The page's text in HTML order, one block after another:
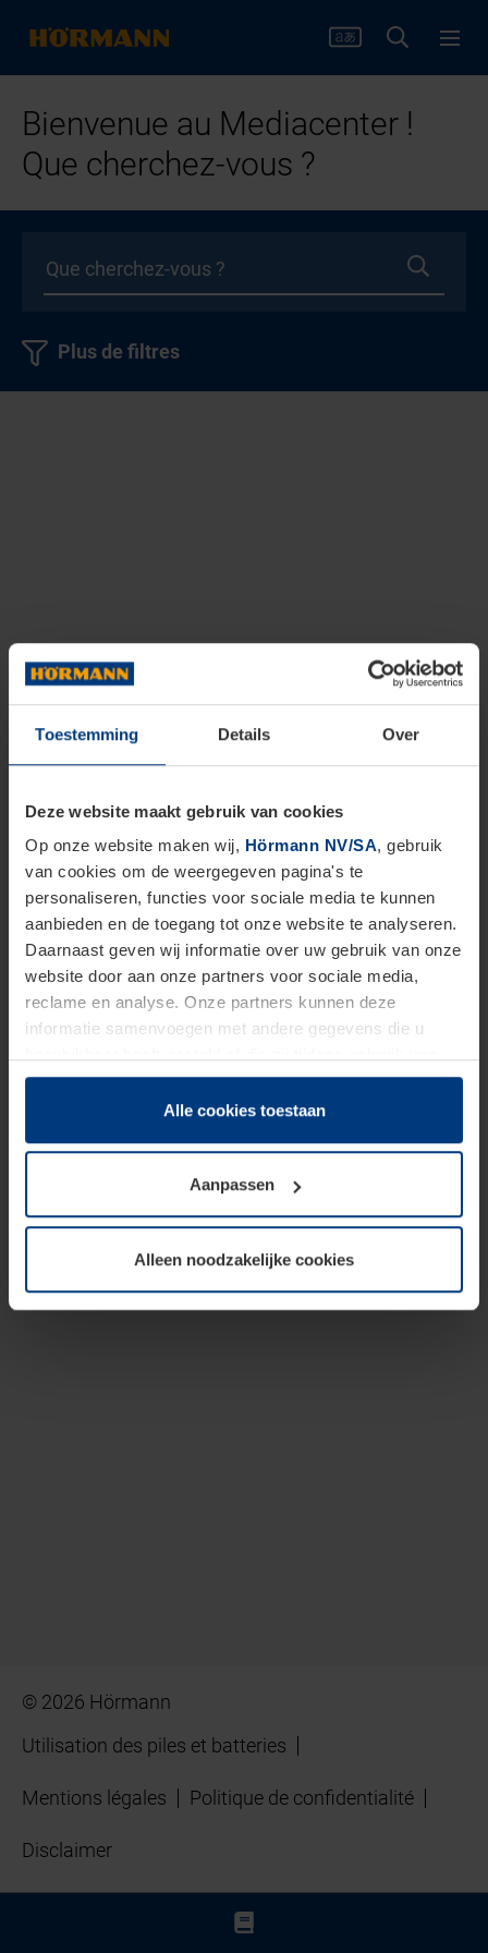
Toestemming Details Over
Deze website maakt gebruik van cookies
Op onze website maken wij, Hörmann NV/SA, gebruik
van cookies om de weergegeven pagina's te
personaliseren, functies voor sociale media te kunnen
aanbieden en de toegang tot onze website te analyseren.
Daarnaast geven wij informatie over uw gebruik van onze
website door aan onze partners voor sociale media,
reclame en analyse. Onze partners kunnen deze
informatie samenvoegen met andere gegevens die u
hun diensten hebben verzameld.
Juridisch hebben wij het recht om cookies op uw
van deze pagina's absoluut vereist is. Voor alle andere
soorten cookies is uw toestemming benodigd. Uw
toestemming kunt u op elk moment bij de uitleg van de
wijzigen of herroepen.
Alle cookies toestaan
Aanpassen
Alleen noodzakelijke cookies
Bienvenue au Mediacenter !
Que cherchez-vous ?
Plus de filtres
© 2026 Hörmann
Utilisation des piles et batteries
Mentions légales Politique de confidentialité
Disclaimer